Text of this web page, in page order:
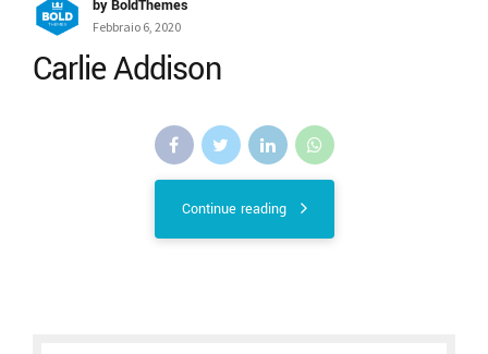
by BoldThemes
Febbraio 6, 2020
Carlie Addison
Continue reading